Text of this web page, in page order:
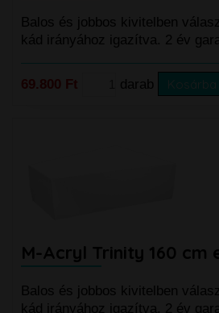
Balos és jobbos kivitelben
kád irányához igazítva. 2 év
69.800 Ft darab Kosárba
M-Acryl Trinity 160 cm
Balos és jobbos kivitelben
kád irányához igazítva. 2 év